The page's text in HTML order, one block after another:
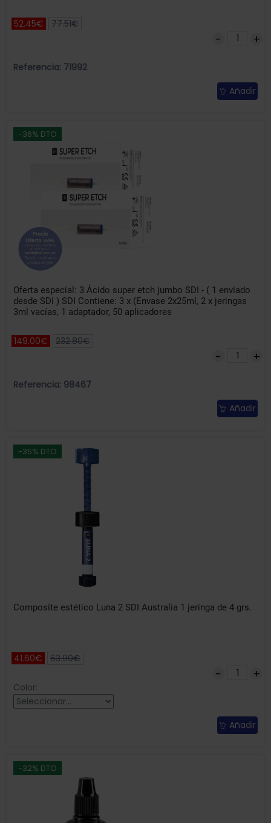
52.45€ 77.51€
Referencia: 71992
Añadir
-36% DTO
Oferta especial: 3 Ácido super etch jumbo SDI - ( 1 enviado
desde SDI ) SDI Contiene: 3 x (Envase 2x25ml, 2 x jeringas
3ml vacías, 1 adaptador, 50 aplicadores
149.00€ 232.80€
Referencia: 98467
Añadir
-35% DTO
Composite estético Luna 2 SDI Australia 1 jeringa de 4 grs.
41.60€ 63.90€
Color:
Añadir
-32% DTO